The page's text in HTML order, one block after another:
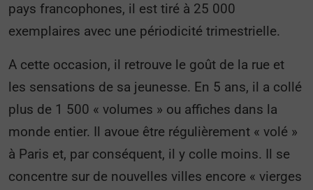
pays francophones, il est tiré à 25 000
exemplaires avec une périodicité trimestrielle.
A cette occasion, il retrouve le goût de la rue et
les sensations de sa jeunesse. En 5 ans, il a collé
plus de 1 500 « volumes » ou affiches dans la
monde entier. Il avoue être régulièrement « volé »
à Paris et, par conséquent, il y colle moins. Il se
concentre sur de nouvelles villes encore « vierges